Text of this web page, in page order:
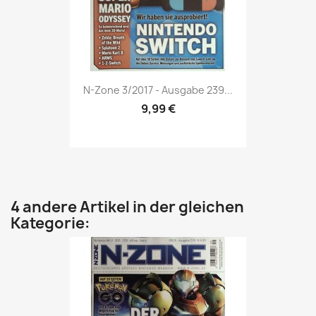
Vorschau
N-Zone 3/2017 - Ausgabe 239...
9,99 €
4 andere Artikel in der gleichen
Kategorie: